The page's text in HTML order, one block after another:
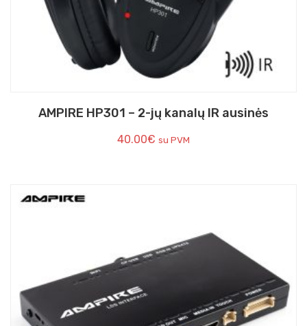
AMPIRE HP301 – 2-jų kanalų IR ausinės
40.00€ su PVM